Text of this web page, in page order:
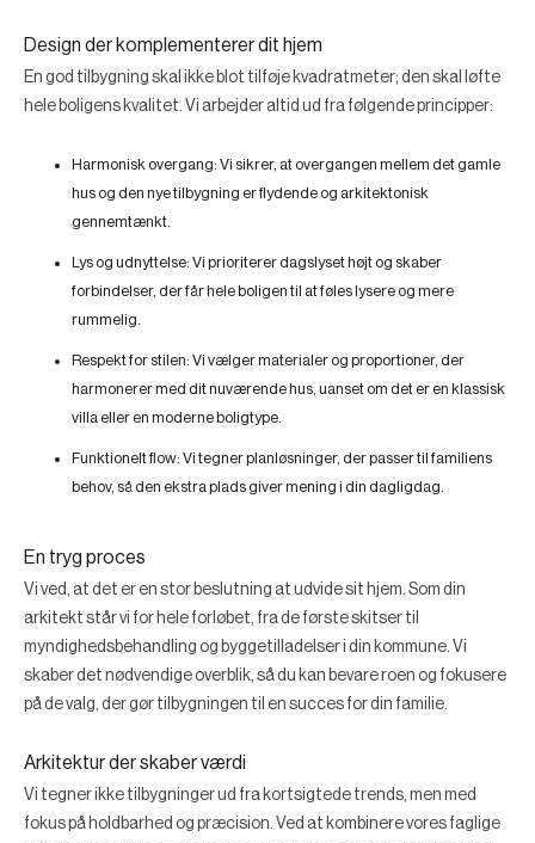
Design der komplementerer dit hjem
En god tilbygning skal ikke blot tilføje kvadratmeter; den skal løfte
hele boligens kvalitet. Vi arbejder altid ud fra følgende principper:
Harmonisk overgang: Vi sikrer, at overgangen mellem det gamle
hus og den nye tilbygning er flydende og arkitektonisk
gennemtænkt.
Lys og udnyttelse: Vi prioriterer dagslyset højt og skaber
forbindelser, der får hele boligen til at føles lysere og mere
rummelig.
Respekt for stilen: Vi vælger materialer og proportioner, der
harmonerer med dit nuværende hus, uanset om det er en klassisk
villa eller en moderne boligtype.
Funktionelt flow: Vi tegner planløsninger, der passer til familiens
behov, så den ekstra plads giver mening i din dagligdag.
En tryg proces
Vi ved, at det er en stor beslutning at udvide sit hjem. Som din
arkitekt står vi for hele forløbet, fra de første skitser til
myndighedsbehandling og byggetilladelser i din kommune. Vi
skaber det nødvendige overblik, så du kan bevare roen og fokusere
på de valg, der gør tilbygningen til en succes for din familie.
Arkitektur der skaber værdi
Vi tegner ikke tilbygninger ud fra kortsigtede trends, men med
fokus på holdbarhed og præcision. Ved at kombinere vores faglige